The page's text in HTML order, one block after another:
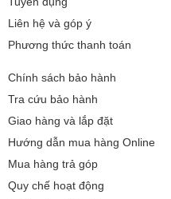
các sai lầm đắt giá mà bạn cần
đặc biệt giám sát khi thợ thi
công tại nhà.
Liên hệ và góp ý
Phương thức thanh toán
Chính sách bảo hành
Tra cứu bảo hành
Giao hàng và lắp đặt
Hướng dẫn mua hàng Online
Mua hàng trả góp
Quy chế hoạt động